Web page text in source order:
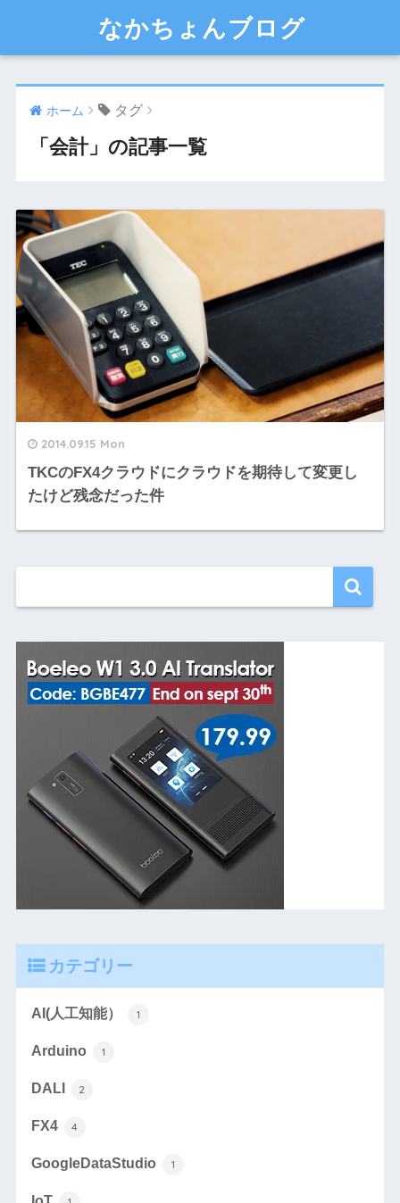
なかちょんブログ
ホーム タグ
「会計」の記事一覧
2014.09.15 Mon
TKCのFX4クラウドにクラウドを期待して変更し
たけど残念だった件
カテゴリー
AI(人工知能） 1
Arduino 1
DALI 2
FX4 4
GoogleDataStudio 1